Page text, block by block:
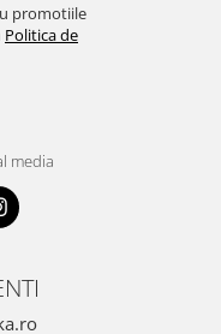
promotiile
Politica de
media